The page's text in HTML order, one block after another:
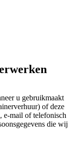
u gebruikmaakt
of deze
e-mail of telefonisch
die wij